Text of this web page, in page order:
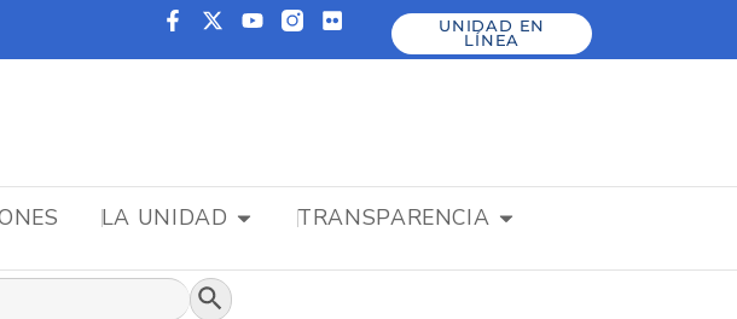
UNIDAD EN
LÍNEA
LA UNIDAD TRANSPARENCIA
Botón de búsqueda